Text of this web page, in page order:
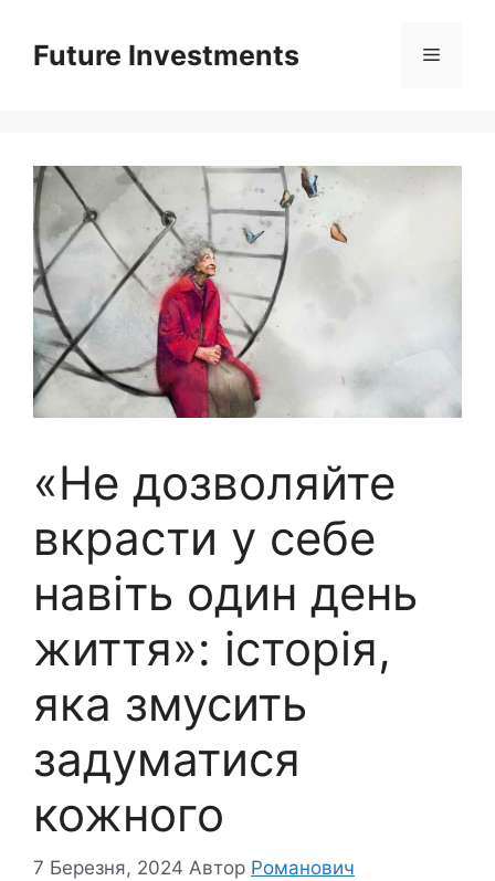
вмістуFuture Investments Меню
«Не дозволяйте
вкрасти у себе
навіть один день
життя»: історія,
яка змусить
задуматися
кожного
7 Березня, 2024 Автор Романович